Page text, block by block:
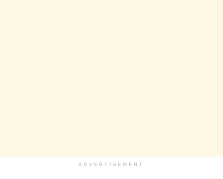
ADVERTISEMENT